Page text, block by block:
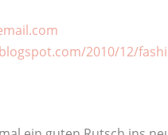
2010/12/